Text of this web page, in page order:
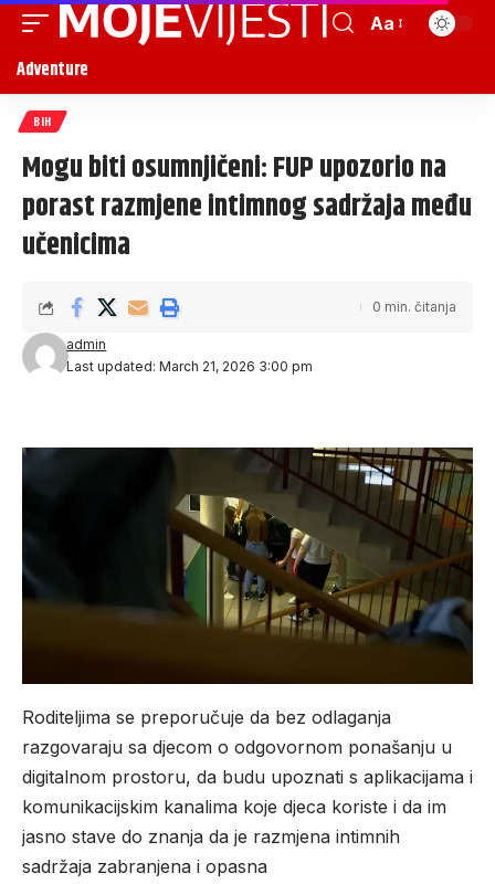
Aa
Adventure
BIH
Mogu biti osumnjičeni: FUP upozorio na
porast razmjene intimnog sadržaja među
učenicima
Last updated: March 21, 2026 3:00 pm
admin
0 min. čitanja
Roditeljima se preporučuje da bez odlaganja
razgovaraju sa djecom o odgovornom ponašanju u
digitalnom prostoru, da budu upoznati s aplikacijama i
komunikacijskim kanalima koje djeca koriste i da im
jasno stave do znanja da je razmjena intimnih
sadržaja zabranjena i opasna